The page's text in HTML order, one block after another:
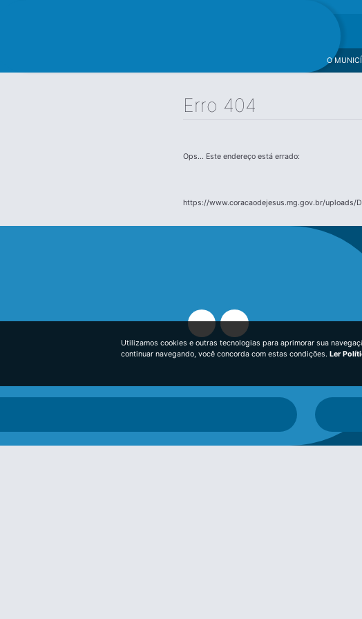
O
Erro 404
Ops... Este endereço está errado:
https://www.coracaodejesus.mg.gov.br/uploads/
Utilizamos cookies e outras tecnologias para aprimorar sua
continuar navegando, você concorda com estas condições. Ler